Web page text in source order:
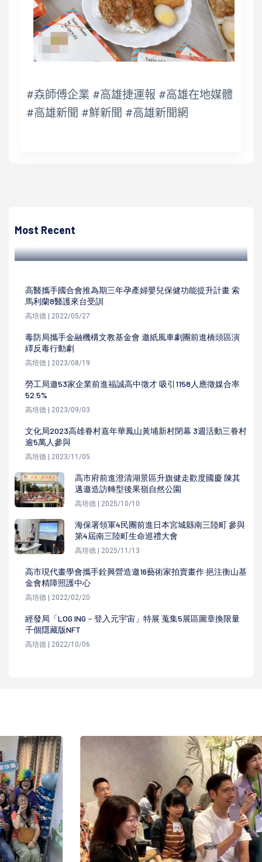
#𡘙師傅企業 #高雄捷運報 #高雄在地媒體
#高雄新聞 #鮮新聞 #高雄新聞網
Most Recent
具聯合服務中心
高醫攜手國合會推為期三年孕產婦嬰兒保健功能提升計畫 索
馬利蘭8醫護來台受訓
高培德 | 2022/05/27
毒防局攜手金融機構文教基金會 邀紙風車劇團前進橋頭區演
繹反毒行動劇
高培德 | 2023/08/19
勞工局邀53家企業前進福誠高中徵才 吸引1158人應徵媒合率
52.5%
高培德 | 2023/09/03
文化局2023高雄眷村嘉年華鳳山黃埔新村閉幕 3週活動三眷村
逾5萬人參與
高培德 | 2023/11/05
高市府前進澄清湖景區升旗健走歡度國慶 陳其
邁邀造訪轉型後果嶺自然公園
高培德 | 2025/10/10
海保署領軍4民團前進日本宮城縣南三陸町 參與
第4屆南三陸町生命巡禮大會
高培德 | 2025/11/13
高市現代畫學會攜手銓興營造邀16藝術家拍賣畫作 挹注衡山基
金會精障照護中心
高培德 | 2022/02/20
經發局「LOG ING－登入元宇宙」特展 蒐集5展區圖章換限量
千個隱藏版NFT
高培德 | 2022/10/06